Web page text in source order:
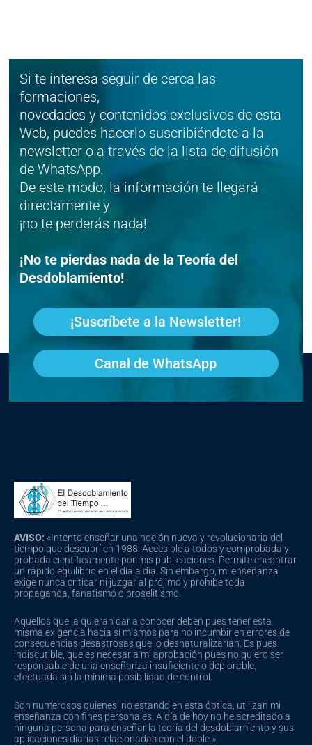
Si te interesa seguir de cerca las
formaciones,
novedades y contenidos exclusivos de esta
Web, puedes hacerlo suscribiéndote a la
newsletter o a través de la lista de difusión
de WhatsApp.
De este modo, la información te llegará
directamente y
¡no te perderás nada!
¡No te pierdas nada de la Teoría del
Desdoblamiento!
¡Suscríbete a la Newsletter!
Canal de WhatsApp
AVISO: «Intento enseñar una noción nueva y revolucionaria del
tiempo que descubrí en 1988. Accesible a todos y comprobada y
probada científicamente por mis publicaciones. Permite encontrar
un rápido equilibrio en el día a día. Sin embargo, mi enseñanza
exige nunca criticar ni juzgar al prójimo y prohíbe toda
propaganda, fanatismo o proselitismo.
Aquellos que la quieran dar a conocer deben pues tener esta
misma exigencia hacia sí mismos para no incumbir en errores de
consecuencias desastrosas que lo desnaturalizarían. Es pues
indiscutible, que es necesaria mi aprobación pues no quiero ser
responsable de una enseñanza insuficiente o deplorable,
efectuada sin la mínima posibilidad de control.
Son numerosos quienes, no estando en esta óptica, utilizan mi
enseñanza con fines personales. A día de hoy no he acreditado a
ninguna persona para enseñar la teoría del desdoblamiento y sus
aplicaciones diarias relacionadas con el doble.»